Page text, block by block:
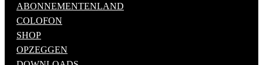
ABONNEMENTENLAND
COLOFON
SHOP
OPZEGGEN